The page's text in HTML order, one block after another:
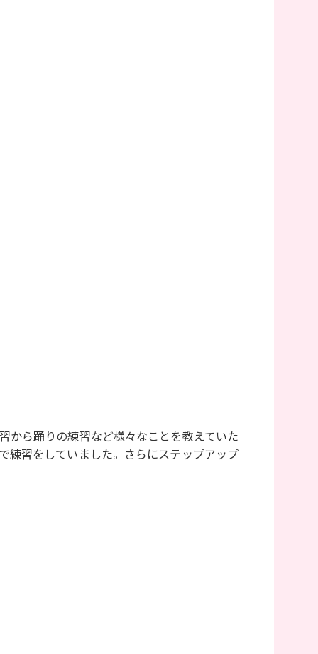
から踊りの練習など様々なことを教えていた
練習をしていました。さらにステップアップ